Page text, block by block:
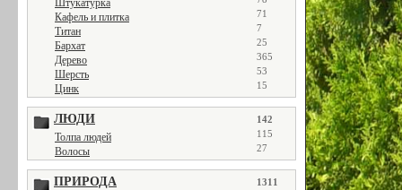
Штукатурка
Кафель и плитка 71
Титан 7
Бархат 25
Дерево 365
Шерсть 53
Цинк 15
ЛЮДИ 142
Толпа людей 115
Волосы 27
ПРИРОДА 1311